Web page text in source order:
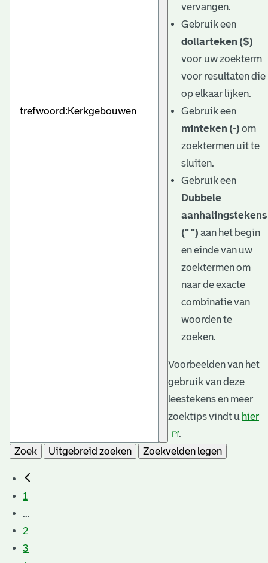
vervangen.
Gebruik een
dollarteken ($)
voor uw zoekterm
voor resultaten die
op elkaar lijken.
Gebruik een
minteken (-) om
zoektermen uit te
sluiten.
Gebruik een
Dubbele
aanhalingstekens
(" ") aan het begin
en einde van uw
zoektermen om
naar de exacte
combinatie van
woorden te
zoeken.
Voorbeelden van het
gebruik van deze
leestekens en meer
zoektips vindt u hier
.
Zoek
Uitgebreid zoeken Zoekvelden legen
1
...
2
3